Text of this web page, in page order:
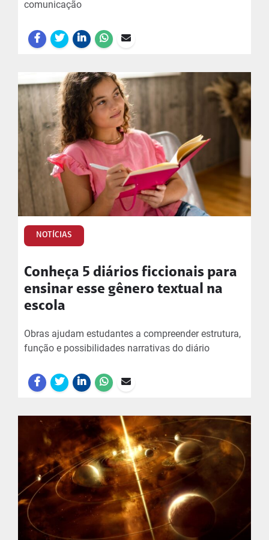
comunicação
NOTÍCIAS
Conheça 5 diários ficcionais para
ensinar esse gênero textual na
escola
Obras ajudam estudantes a compreender estrutura,
função e possibilidades narrativas do diário